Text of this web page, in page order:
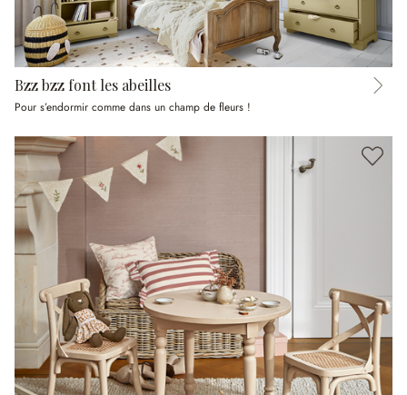
Bzz bzz font les abeilles
Pour s’endormir comme dans un champ de fleurs !